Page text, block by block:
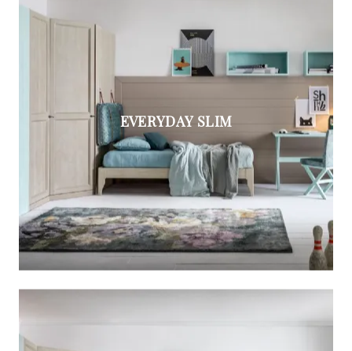
EVERYDAY SLIM